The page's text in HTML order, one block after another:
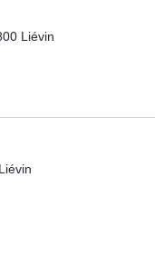
Liévin